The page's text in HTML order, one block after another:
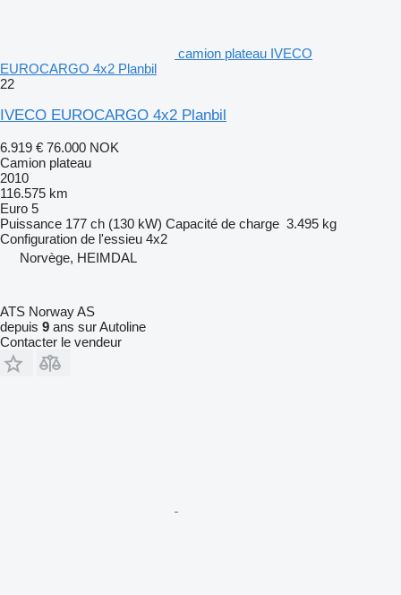
camion plateau IVECO
EUROCARGO 4x2 Planbil
22
IVECO EUROCARGO 4x2 Planbil
6.919 € 76.000 NOK
Camion plateau
2010
116.575 km
Euro 5
Puissance 177 ch (130 kW) Capacité de charge 3.495 kg
Configuration de l'essieu 4x2
Norvège, HEIMDAL
ATS Norway AS
depuis 9 ans sur Autoline
Contacter le vendeur